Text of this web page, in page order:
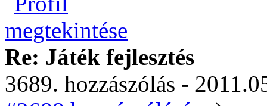
Re: Játék fejlesztés
3689. hozzászólás -